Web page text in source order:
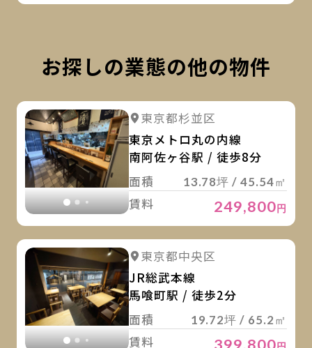
お探しの業態の他の物件
詳細を見る
東京都杉並区
東京メトロ丸の内線
南阿佐ヶ谷駅 / 徒歩8分
面積
13.78坪 / 45.54㎡
賃料 249,800円
詳細を見る
東京都中央区
JR総武本線
馬喰町駅 / 徒歩2分
面積
19.72坪 / 65.2㎡
賃料 399,800